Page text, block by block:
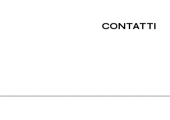
CONTATTI